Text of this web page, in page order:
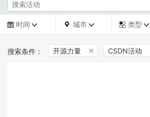
 时间   城市   类型 
开源力量  CSDN活动